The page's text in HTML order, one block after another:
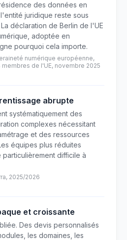
des données en
juridique reste sous
déclaration de Berlin de l'UE
adoptée en
pourquoi cela importe.
numérique européenne,
de l'UE, novembre 2025
abrupte
systématiquement des
complexes nécessitant
et des ressources
équipes plus réduites
difficile à
2025/2026
et croissante
Des devis personnalisés
les domaines, les